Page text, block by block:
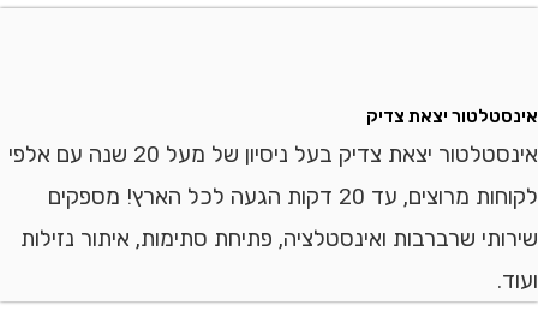
יצאת צדיק
אינסטלטור יצאת צדיק בעל ניסיון של מעל 20 שנה עם אלפי
לקוחות מרוצים, עד 20 דקות הגעה לכל הארץ! מספקים
שרברבות ואינסטלציה, פתיחת סתימות, איתור נזילות